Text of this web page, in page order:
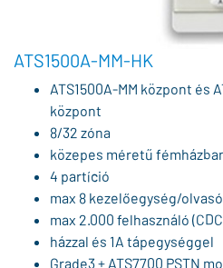
ATS1500A-MM-HK
ATS1500A-MM központ és
központ
8/32 zóna
közepes méretű
4 partíció
max 8 kezelőegység/olvasó
max 2.000 felhasználó
házzal és 1A tápegységgel
Grade3 + ATS7700 PSTN